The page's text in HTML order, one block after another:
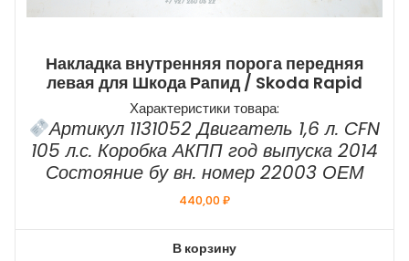
Накладка внутренняя порога передняя
левая для Шкода Рапид / Skoda Rapid
Характеристики товара:
Артикул 1131052 Двигатель 1,6 л. CFN
105 л.с. Коробка АКПП год выпуска 2014
Состояние бу вн. номер 22003 ОЕМ
440,00₽
В корзину